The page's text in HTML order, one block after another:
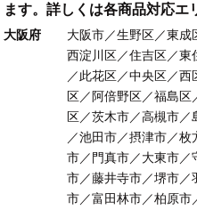
ます。詳しくは各商品対応エ
大阪府
大阪市／生野区／東成
西淀川区／住吉区／東
／此花区／中央区／
区／阿倍野区／福島
区／茨木市／高槻市
／池田市／摂津市／
市／門真市／大東市／
市／藤井寺市／堺市／
市／富田林市／柏原市